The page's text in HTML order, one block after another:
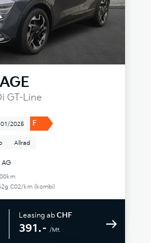
GT-Line
01/2025 F
Allrad
C02/km (kombi)
Leasing ab CHF
391.– /Mt.